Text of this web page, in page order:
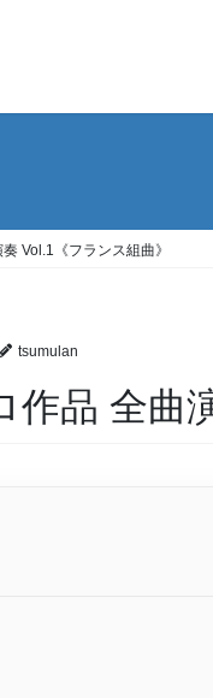
Vol.1《フランス組曲》
tsumulan
品 全曲